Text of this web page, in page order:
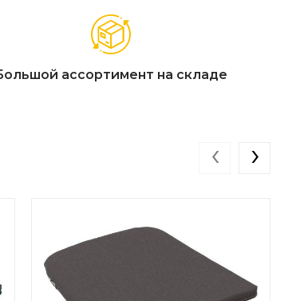
ассортимент на складе
‹ ›